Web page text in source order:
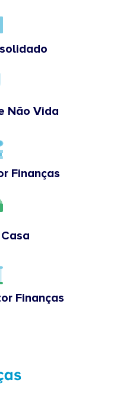
Não Vida
Finanças
Finanças